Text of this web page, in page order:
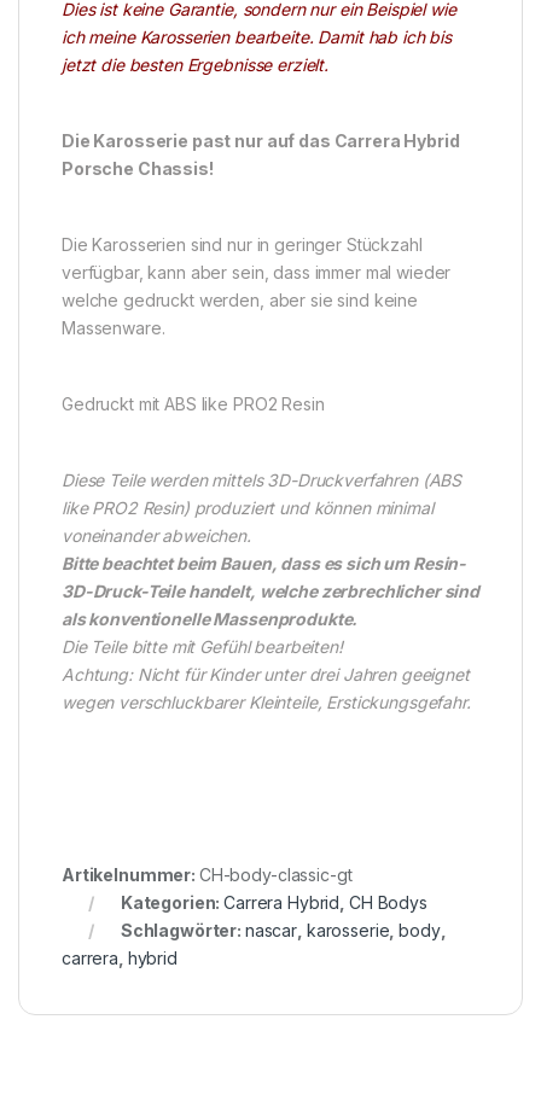
Dies ist keine Garantie, sondern nur ein Beispiel wie
ich meine Karosserien bearbeite. Damit hab ich bis
jetzt die besten Ergebnisse erzielt.
Die Karosserie past nur auf das Carrera Hybrid
Porsche Chassis!
Die Karosserien sind nur in geringer Stückzahl
verfügbar, kann aber sein, dass immer mal wieder
welche gedruckt werden, aber sie sind keine
Massenware.
Gedruckt mit ABS like PRO2 Resin
Diese Teile werden mittels 3D-Druckverfahren (ABS
like PRO2 Resin) produziert und können minimal
voneinander abweichen.
Bitte beachtet beim Bauen, dass es sich um Resin-
3D-Druck-Teile handelt, welche zerbrechlicher sind
als konventionelle Massenprodukte.
Die Teile bitte mit Gefühl bearbeiten!
Achtung: Nicht für Kinder unter drei Jahren geeignet
wegen verschluckbarer Kleinteile, Erstickungsgefahr.
Artikelnummer: CH-body-classic-gt
Kategorien:Carrera Hybrid CH Bodys
Schlagwörter: nascar karosserie ,body,
carrera hybrid